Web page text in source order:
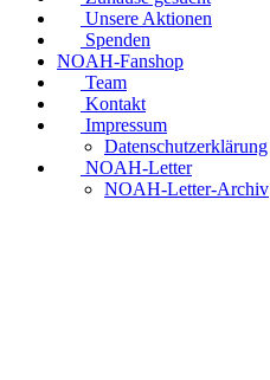
Unsere Aktionen
Spenden
NOAH-Fanshop
Team
Kontakt
Impressum
Datenschutzerklärung
NOAH-Letter
NOAH-Letter-Archiv